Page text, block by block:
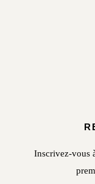
Inscrivez-vous